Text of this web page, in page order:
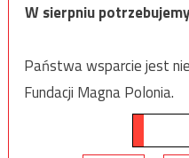
W sierpniu
Państwa wsparcie jest
Fundacji Magna Polonia.